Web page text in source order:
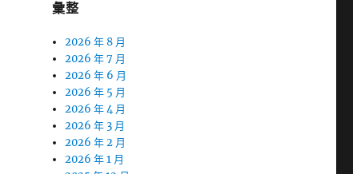
彙整
2026 年 8 月
2026 年 7 月
2026 年 6 月
2026 年 5 月
2026 年 4 月
2026 年 3 月
2026 年 2 月
2026 年 1 月